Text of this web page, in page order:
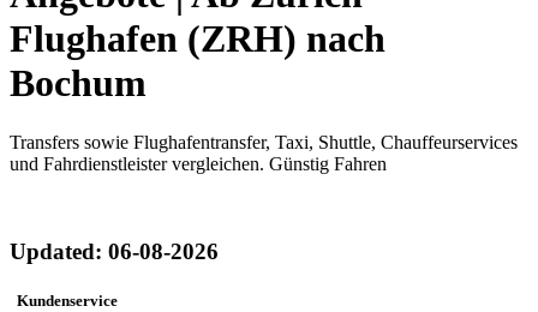
Flughafen (ZRH) nach
Bochum
Transfers sowie Flughafentransfer, Taxi, Shuttle, Chauffeurservices
und Fahrdienstleister vergleichen. Günstig Fahren
Updated: 06-08-2026
Kundenservice